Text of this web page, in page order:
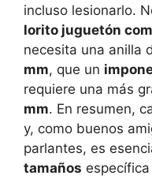
incluso lesionarlo.
lorito juguetón
necesita una anilla
mm, que un
requiere una más
mm. En resumen,
y, como buenos
parlantes, es
tamaños